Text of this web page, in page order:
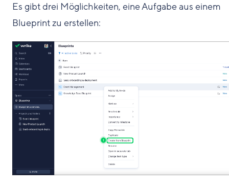
Es gibt drei Möglichkeiten, eine Aufgabe aus einem
Blueprint zu erstellen: